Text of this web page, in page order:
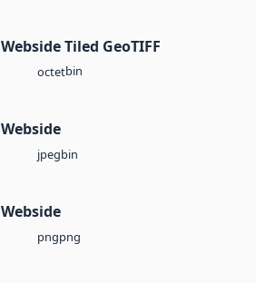
Webside Tiled GeoTIFF
octetbin
Webside
jpegbin
Webside
pngpng